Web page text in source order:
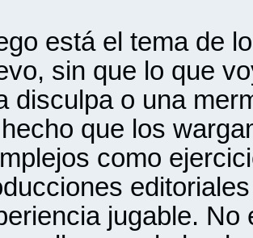
está el tema de
sin que lo que
disculpa o una
que los
como
jugable.